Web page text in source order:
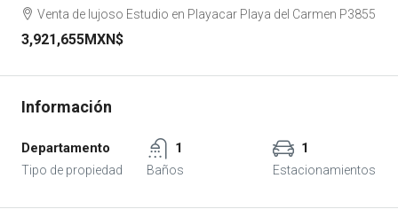
Venta de lujoso Estudio en Playacar Playa del Carmen P3855
3,921,655MXN$
Departamento 1 1